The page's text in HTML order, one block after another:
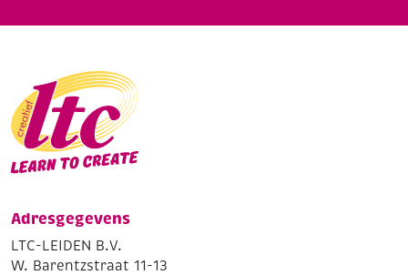
Adresgegevens
LTC-LEIDEN B.V.
W. Barentzstraat 11-13